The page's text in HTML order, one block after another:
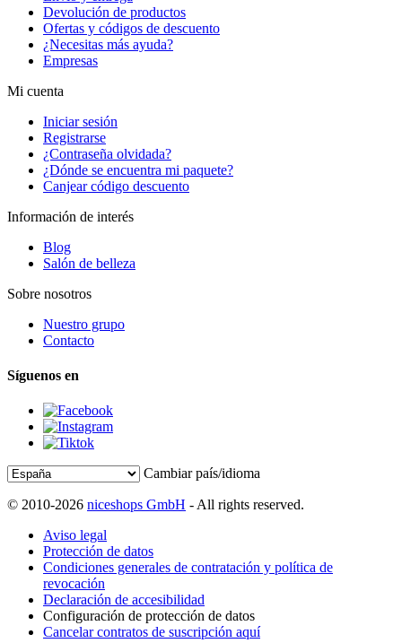
Devolución de productos
Ofertas y códigos de descuento
¿Necesitas más ayuda?
Empresas
Mi cuenta
Iniciar sesión
Registrarse
¿Contraseña olvidada?
¿Dónde se encuentra mi paquete?
Canjear código descuento
Información de interés
Blog
Salón de belleza
Sobre nosotros
Nuestro grupo
Contacto
Síguenos en
Cambiar país/idioma
© 2010-2026 niceshops GmbH - All rights reserved.
Aviso legal
Protección de datos
Condiciones generales de contratación y política de
revocación
Declaración de accesibilidad
Configuración de protección de datos
Cancelar contratos de suscripción aquí